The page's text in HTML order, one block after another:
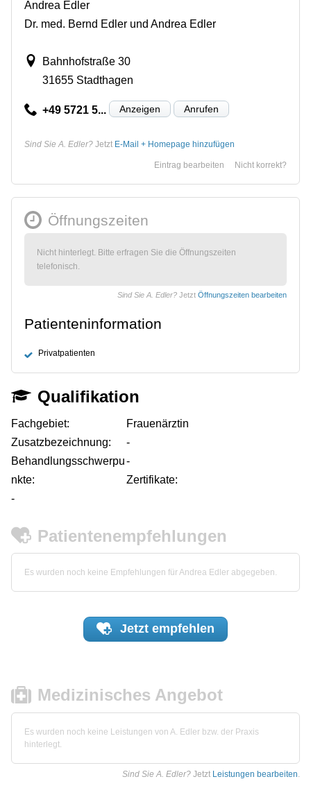
Andrea Edler
Dr. med. Bernd Edler und Andrea Edler
Bahnhofstraße 30
31655 Stadthagen
+49 5721 5... Anzeigen Anrufen
Sind Sie A. Edler? Jetzt E-Mail + Homepage hinzufügen
Nicht korrekt?
Eintrag bearbeiten
Öffnungszeiten
Nicht hinterlegt. Bitte erfragen Sie die Öffnungszeiten
telefonisch.
Sind Sie A. Edler? Jetzt Öffnungszeiten bearbeiten
Patienteninformation
Privatpatienten
Qualifikation
Fachgebiet:
Frauenärztin
Zusatzbezeichnung:
-
Behandlungsschwerpu
nkte:
-
Zertifikate:
-
Patientenempfehlungen
Es wurden noch keine Empfehlungen für Andrea Edler abgegeben.
Jetzt empfehlen
Medizinisches Angebot
Es wurden noch keine Leistungen von A. Edler bzw. der Praxis
hinterlegt.
Sind Sie A. Edler? Jetzt Leistungen bearbeiten.